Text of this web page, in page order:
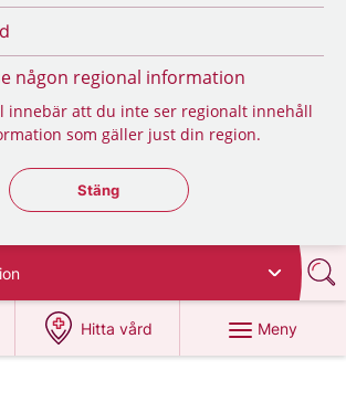
någon regional information
innebär att du inte ser regionalt innehåll
som gäller just din region.
Stäng regionsväljaren
Stäng
1177
Hitta vård
på 1177.se
Meny